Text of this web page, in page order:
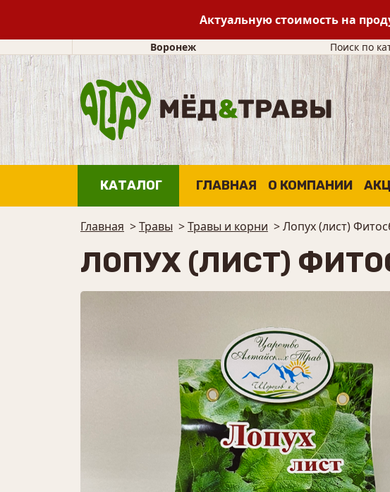
Актуальную стоимость на
Воронеж Поиск по
КАТАЛОГ ГЛАВНАЯ О КОМПАНИИ
Главная >Травы >Травы и корни >Лопух (лист)
ЛОПУХ (ЛИСТ)